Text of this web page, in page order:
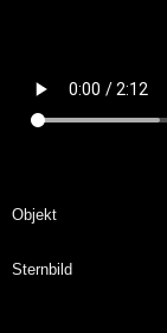
Objekt
Sternbild